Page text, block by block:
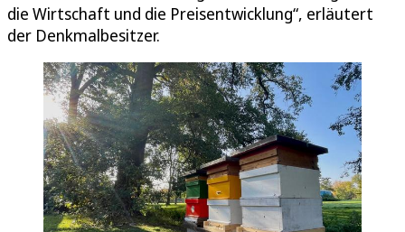
die Wirtschaft und die Preisentwicklung“, erläutert
der Denkmalbesitzer.